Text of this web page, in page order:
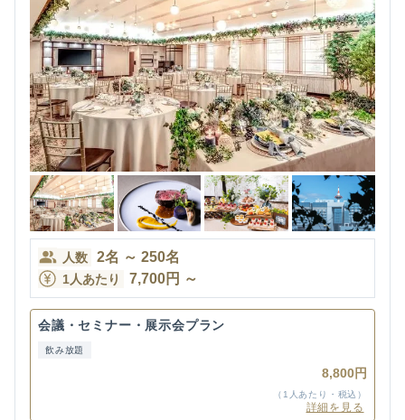
人数 2名 ～ 250名
1人あたり 7,700円 ～
会議・セミナー・展示会プラン
飲み放題
8,800円
（1人あたり・税込）
詳細を見る